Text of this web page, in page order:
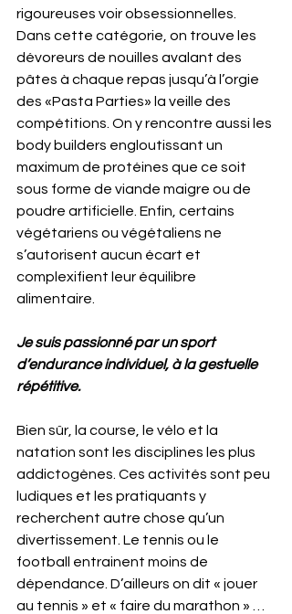
rigoureuses voir obsessionnelles.
Dans cette catégorie, on trouve les
dévoreurs de nouilles avalant des
pâtes à chaque repas jusqu’à l’orgie
des «Pasta Parties» la veille des
compétitions. On y rencontre aussi les
body builders engloutissant un
maximum de protéines que ce soit
sous forme de viande maigre ou de
poudre artificielle. Enfin, certains
végétariens ou végétaliens ne
s’autorisent aucun écart et
complexifient leur équilibre
alimentaire.
Je suis passionné par un sport
d’endurance individuel, à la gestuelle
répétitive.
Bien sûr, la course, le vélo et la
natation sont les disciplines les plus
addictogènes. Ces activités sont peu
ludiques et les pratiquants y
recherchent autre chose qu’un
divertissement. Le tennis ou le
football entrainent moins de
dépendance. D’ailleurs on dit « jouer
au tennis » et « faire du marathon » …